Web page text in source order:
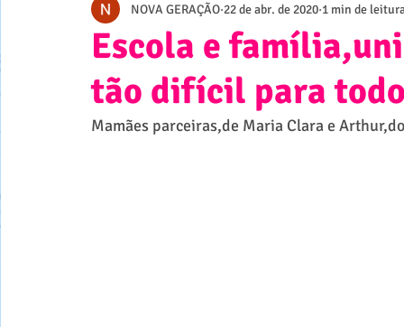
Escola e
tão difícil para
NOVA GERAÇÃO 22 de abr. de 2020 1 min de
Mamães parceiras,de Maria Clara e